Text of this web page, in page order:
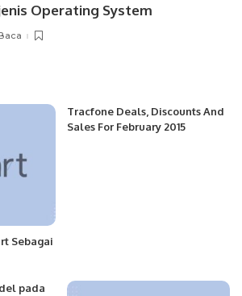
Operating System
Sebagai
Tracfone Deals, Discounts And
Sales For February 2015
pada